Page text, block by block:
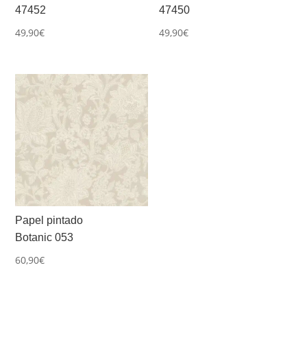
47452
49,90€
47450
49,90€
Papel pintado
Botanic 053
60,90€